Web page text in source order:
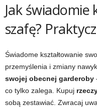
Jak świadomie
szafę?
Świadome kształtowanie
przemyślenia i zmiany
swojej obecnej garderoby
co tylko zalega. Kupuj
sobą zestawiać. Zwracaj